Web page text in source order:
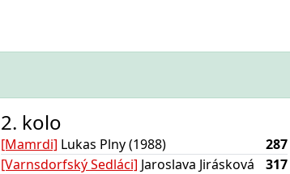
2. kolo
[Mamrdi] Lukas Plny (1988)
287
[Varnsdorfský Sedláci] Jaroslava Jirásková
317